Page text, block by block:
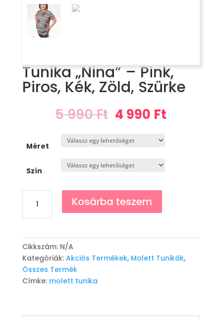
Tunika „Nina” – Pink,
Piros, Kék, Zöld, Szürke
5 990Ft Original
was:
5
990 Ft.
4 990 FtCurrent
Méret
Szín
"Nina"
-
Piros,
Kék,
Zöld,
Szürke
mennyiség
Kosárba teszem
Cikkszám: N/A
Kategóriák: Akciós Termékek, Molett Tunikák,
Összes Termék
Címke: molett tunika